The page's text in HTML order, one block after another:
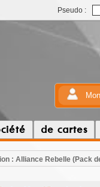
Pseudo :
de cartes
: Alliance Rebelle (Pack